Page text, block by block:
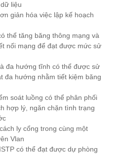
liệu
giản hóa việc lập kế hoạch
thể tăng băng thông mạng và
nối mạng để đạt được mức sử
đa hướng tĩnh có thể được sử
đa hướng nhằm tiết kiệm băng
soát luồng có thể phân phối
hợp lý, ngăn chặn tình trạng
ly cổng trong cùng một
Vlan
có thể đạt được dự phòng